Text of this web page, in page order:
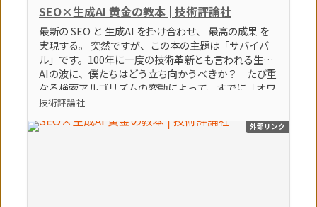
SEO×生成AI 黄金の教本 | 技術評論社
最新の SEO と 生成AI を掛け合わせ、 最高の成果 を
実現する。 突然ですが、この本の主題は「サバイバ
ル」です。100年に一度の技術革新とも言われる生成
AIの波に、僕たちはどう立ち向かうべきか？ たび重
なる検索アルゴリズムの変動によって、すでに「オワ
コン」とすら言われているブログやアフィリエイトサ
るのか？ そんな「生き残るための術」をテーマに、
技術評論社
外部リンク